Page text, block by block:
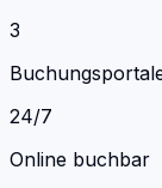
3
24/7
Online buchbar